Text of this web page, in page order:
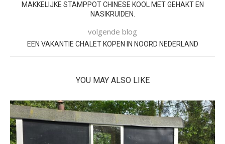
MAKKELIJKE STAMPPOT CHINESE KOOL MET GEHAKT EN
NASIKRUIDEN.
volgende blog
EEN VAKANTIE CHALET KOPEN IN NOORD NEDERLAND
YOU MAY ALSO LIKE